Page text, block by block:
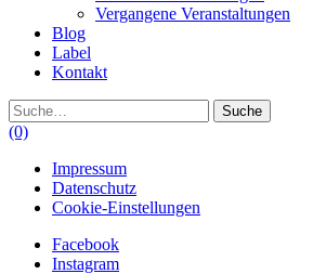
Vergangene Veranstaltungen
Blog
Label
Kontakt
Suche
(0)
Impressum
Datenschutz
Cookie-Einstellungen
Facebook
Instagram